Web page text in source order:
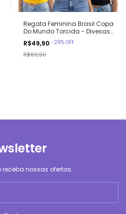
Regata Feminina Brasil Copa
Do Mundo Torcida - Divesas
Cores Verde Amarelo Preto
R$49,90 -29% OFF
R$69,90
nossas ofertas.